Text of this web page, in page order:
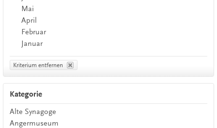
Mai
April
Februar
Januar
Kriterium entfernen
Kategorie
Alte Synagoge
Angermuseum